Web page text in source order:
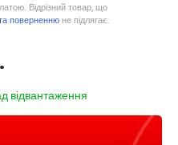
Відрізний товар, що
поверненнюне підлягає.
відвантаження